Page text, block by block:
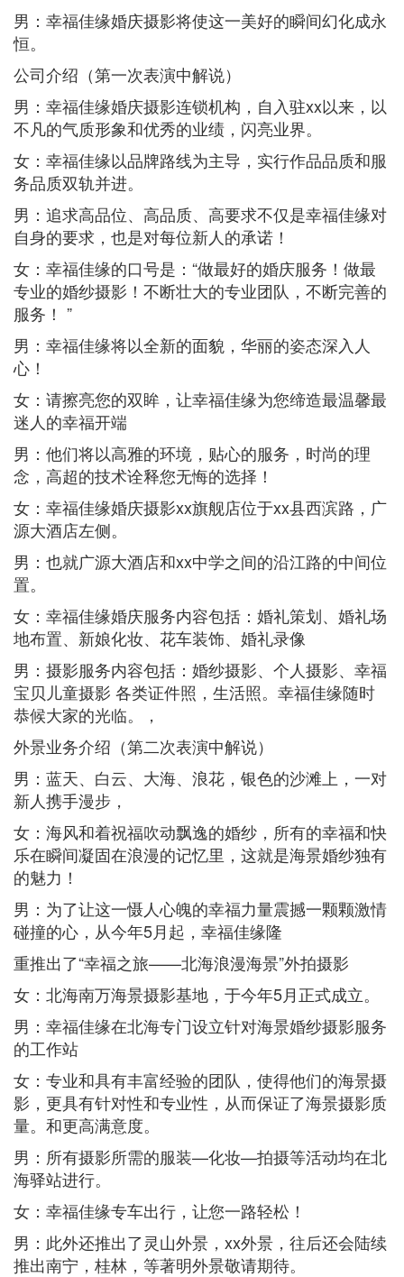
男：幸福佳缘婚庆摄影将使这一美好的瞬间幻化成永
恒。
公司介绍（第一次表演中解说）
男：幸福佳缘婚庆摄影连锁机构，自入驻xx以来，以
不凡的气质形象和优秀的业绩，闪亮业界。
女：幸福佳缘以品牌路线为主导，实行作品品质和服
务品质双轨并进。
男：追求高品位、高品质、高要求不仅是幸福佳缘对
自身的要求，也是对每位新人的承诺！
女：幸福佳缘的口号是：“做最好的婚庆服务！做最
专业的婚纱摄影！不断壮大的专业团队，不断完善的
服务！ ”
男：幸福佳缘将以全新的面貌，华丽的姿态深入人
心！
女：请擦亮您的双眸，让幸福佳缘为您缔造最温馨最
迷人的幸福开端
男：他们将以高雅的环境，贴心的服务，时尚的理
念，高超的技术诠释您无悔的选择！
女：幸福佳缘婚庆摄影xx旗舰店位于xx县西滨路，广
源大酒店左侧。
男：也就广源大酒店和xx中学之间的沿江路的中间位
置。
女：幸福佳缘婚庆服务内容包括：婚礼策划、婚礼场
地布置、新娘化妆、花车装饰、婚礼录像
男：摄影服务内容包括：婚纱摄影、个人摄影、幸福
宝贝儿童摄影 各类证件照，生活照。幸福佳缘随时
恭候大家的光临。，
外景业务介绍（第二次表演中解说）
男：蓝天、白云、大海、浪花，银色的沙滩上，一对
新人携手漫步，
女：海风和着祝福吹动飘逸的婚纱，所有的幸福和快
乐在瞬间凝固在浪漫的记忆里，这就是海景婚纱独有
的魅力！
男：为了让这一慑人心魄的幸福力量震撼一颗颗激情
碰撞的心，从今年5月起，幸福佳缘隆
重推出了“幸福之旅——北海浪漫海景”外拍摄影
女：北海南万海景摄影基地，于今年5月正式成立。
男：幸福佳缘在北海专门设立针对海景婚纱摄影服务
的工作站
女：专业和具有丰富经验的团队，使得他们的海景摄
影，更具有针对性和专业性，从而保证了海景摄影质
量。和更高满意度。
男：所有摄影所需的服装—化妆—拍摄等活动均在北
海驿站进行。
女：幸福佳缘专车出行，让您一路轻松！
男：此外还推出了灵山外景，xx外景，往后还会陆续
推出南宁，桂林，等著明外景敬请期待。